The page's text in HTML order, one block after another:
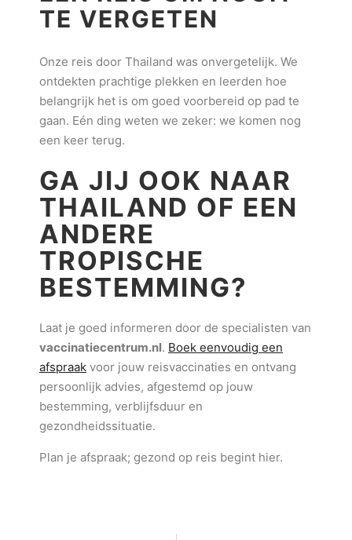
TE VERGETEN
Onze reis door Thailand was onvergetelijk. We
ontdekten prachtige plekken en leerden hoe
belangrijk het is om goed voorbereid op pad te
gaan. Eén ding weten we zeker: we komen nog
een keer terug.
GA JIJ OOK NAAR
THAILAND OF EEN
ANDERE
TROPISCHE
BESTEMMING?
Laat je goed informeren door de specialisten van
vaccinatiecentrum.nl. Boek eenvoudig een
afspraak voor jouw reisvaccinaties en ontvang
persoonlijk advies, afgestemd op jouw
bestemming, verblijfsduur en
gezondheidssituatie.
Plan je afspraak; gezond op reis begint hier.